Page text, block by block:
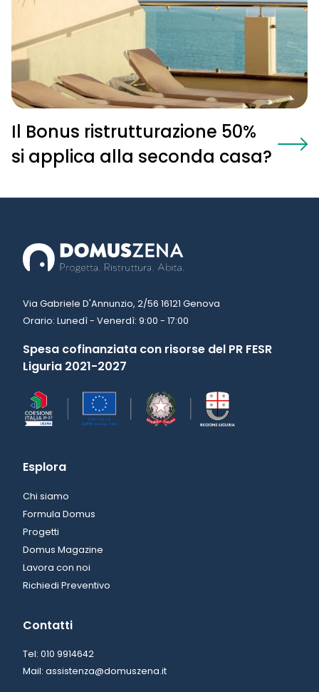
Il Bonus ristrutturazione 50%
si applica alla seconda casa?
Via Gabriele D'Annunzio, 2/56 16121 Genova
Orario: Lunedì - Venerdì: 9:00 - 17:00
Spesa cofinanziata con risorse del PR FESR
Liguria 2021-2027
Esplora
Chi siamo
Formula Domus
Progetti
Domus Magazine
Lavora con noi
Richiedi Preventivo
Contatti
Tel: 010 9914642
Mail: assistenza@domuszena.it